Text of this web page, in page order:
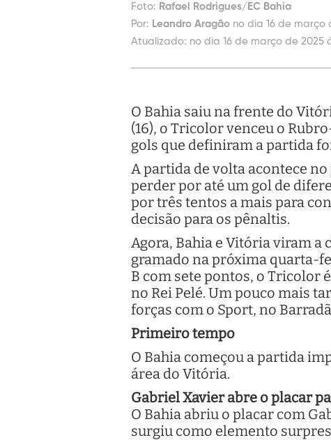
Foto: Rafael Rodrigues/EC Bahia
Por: Leandro Aragão no dia 16 de março
Atualizado: no dia 16 de março de 2025
O Bahia saiu na frente do
(16), o Tricolor venceu o
gols que definiram a partida
A partida de volta acontece no
perder por até um gol de
por três tentos a mais para
decisão para os pênaltis.
Agora, Bahia e Vitória viram a
gramado na próxima quarta-
B com sete pontos, o Tricolor
no Rei Pelé. Um pouco mais
forças com o Sport, no
Primeiro tempo
O Bahia começou a partida
área do Vitória.
Gabriel Xavier abre o placar
O Bahia abriu o placar com
surgiu como elemento